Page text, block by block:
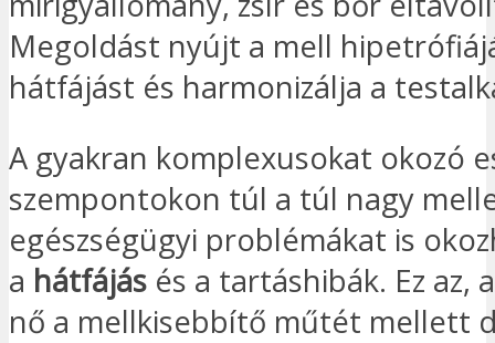
Megoldást nyújt a mell
hátfájást és harmonizálja a
A gyakran komplexusokat okozó
szempontokon túl a túl nagy
egészségügyi problémákat is
a hátfájás és a tartáshibák. Ez az,
nő a mellkisebbítő műtét mellett